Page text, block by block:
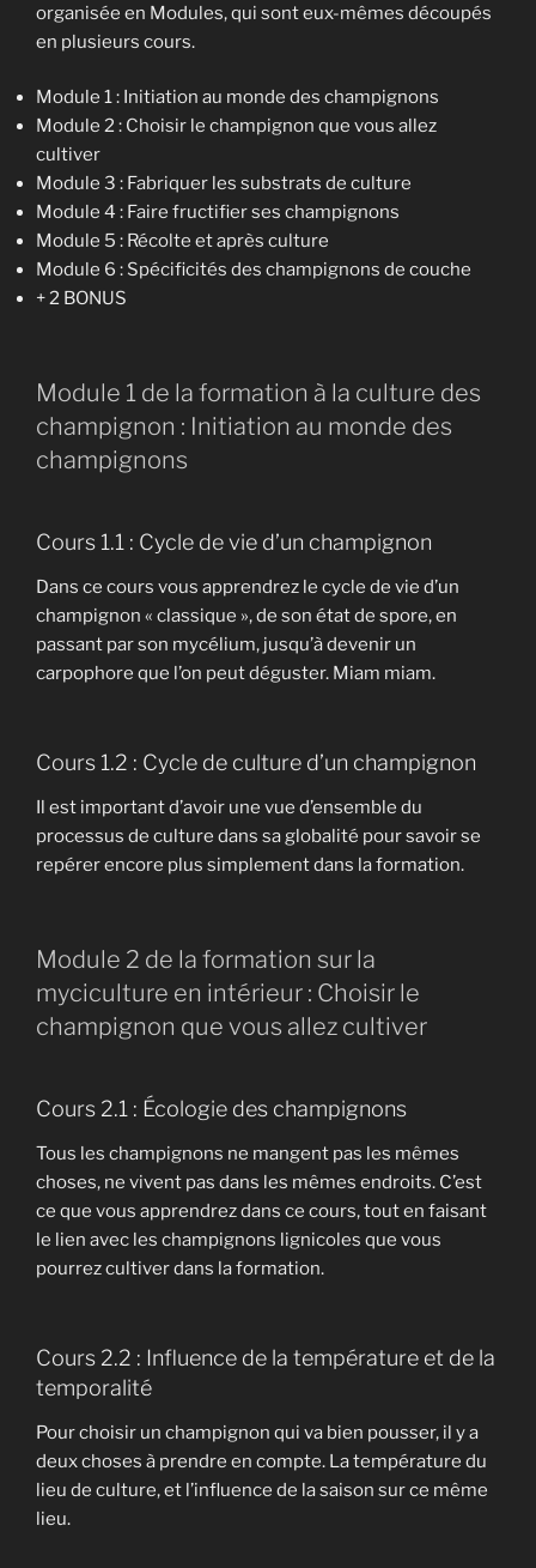
organisée en Modules, qui sont eux-mêmes découpés
en plusieurs cours.
Module 1 : Initiation au monde des champignons
Module 2 : Choisir le champignon que vous allez
cultiver
Module 3 : Fabriquer les substrats de culture
Module 4 : Faire fructifier ses champignons
Module 5 : Récolte et après culture
Module 6 : Spécificités des champignons de couche
+ 2 BONUS
Module 1 de la formation à la culture des
champignon : Initiation au monde des
champignons
Cours 1.1 : Cycle de vie d’un champignon
Dans ce cours vous apprendrez le cycle de vie d’un
champignon « classique », de son état de spore, en
passant par son mycélium, jusqu’à devenir un
carpophore que l’on peut déguster. Miam miam.
Cours 1.2 : Cycle de culture d’un champignon
Il est important d’avoir une vue d’ensemble du
processus de culture dans sa globalité pour savoir se
repérer encore plus simplement dans la formation.
Module 2 de la formation sur la
myciculture en intérieur : Choisir le
champignon que vous allez cultiver
Cours 2.1 : Écologie des champignons
Tous les champignons ne mangent pas les mêmes
choses, ne vivent pas dans les mêmes endroits. C’est
ce que vous apprendrez dans ce cours, tout en faisant
le lien avec les champignons lignicoles que vous
pourrez cultiver dans la formation.
Cours 2.2 : Influence de la température et de la
temporalité
Pour choisir un champignon qui va bien pousser, il y a
deux choses à prendre en compte. La température du
lieu de culture, et l’influence de la saison sur ce même
lieu.